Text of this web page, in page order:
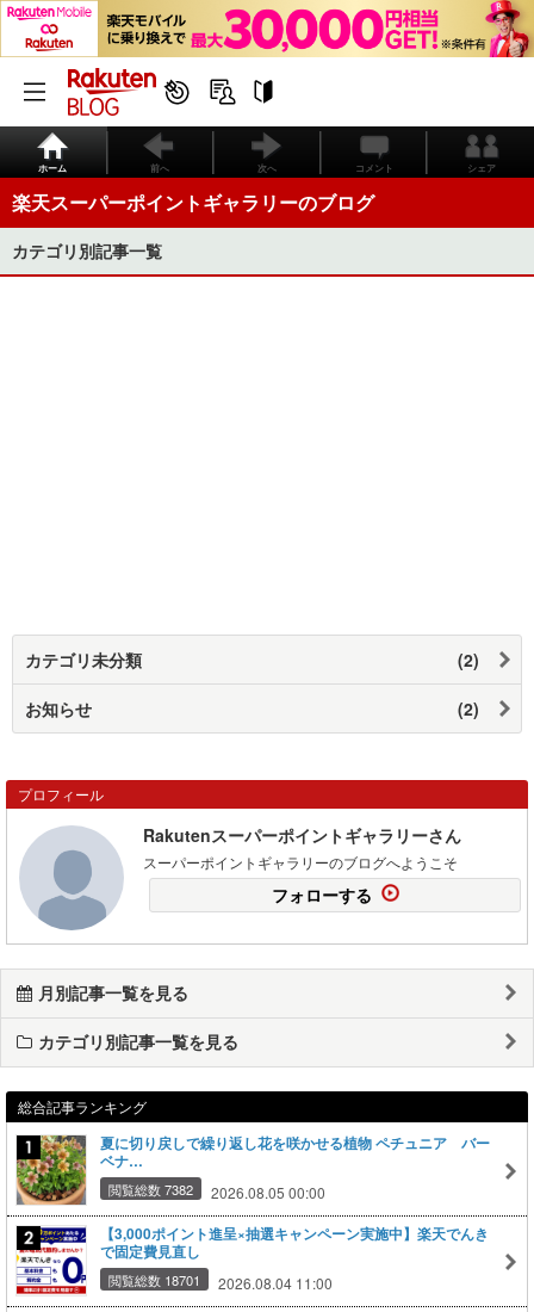
ホーム 前へ 次へ コメント シェア
楽天スーパーポイントギャラリーのブログ
カテゴリ別記事一覧
カテゴリ未分類 (2)
お知らせ (2)
プロフィール
Rakutenスーパーポイントギャラリーさん
スーパーポイントギャラリーのブログへようこそ
フォローする
月別記事一覧を見る
カテゴリ別記事一覧を見る
総合記事ランキング
夏に切り戻しで繰り返し花を咲かせる植物 ペチュニア バー
ベナ…
閲覧総数 7382 2026.08.05 00:00
【3,000ポイント進呈×抽選キャンペーン実施中】楽天でんき
で固定費見直し
閲覧総数 18701 2026.08.04 11:00